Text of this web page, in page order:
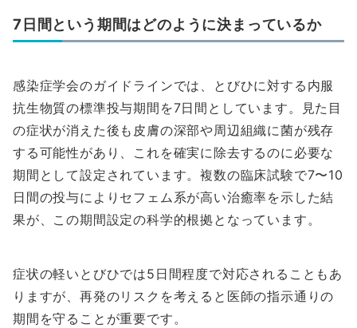
7日間という期間はどのように決まっているか
感染症学会のガイドラインでは、とびひに対する内服
抗生物質の標準投与期間を7日間としています。見た目
の症状が消えた後も皮膚の深部や周辺組織に菌が残存
する可能性があり、これを確実に除去するのに必要な
期間として設定されています。複数の臨床試験で7〜10
日間の投与によりセフェム系が高い治癒率を示した結
果が、この期間設定の科学的根拠となっています。
症状の軽いとびひでは5日間程度で対応されることもあ
りますが、再発のリスクを考えると医師の指示通りの
期間を守ることが重要です。